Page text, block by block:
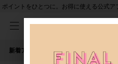
ポイントをひとつに。お得に使える公式
新着アイテム 人気ワード セール